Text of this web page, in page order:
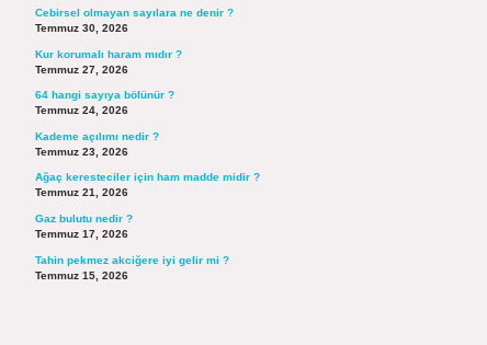
Cebirsel olmayan sayılara ne denir ?
Temmuz 30, 2026
Kur korumalı haram mıdır ?
Temmuz 27, 2026
64 hangi sayıya bölünür ?
Temmuz 24, 2026
Kademe açılımı nedir ?
Temmuz 23, 2026
Ağaç keresteciler için ham madde midir ?
Temmuz 21, 2026
Gaz bulutu nedir ?
Temmuz 17, 2026
Tahin pekmez akciğere iyi gelir mi ?
Temmuz 15, 2026